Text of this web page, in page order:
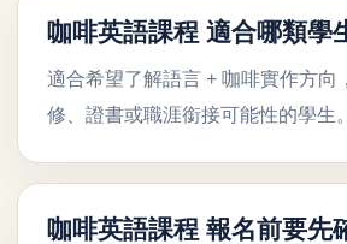
咖啡英語課程 適合哪類學
適合希望了解語言 + 咖啡實作方向
修、證書或職涯銜接可能性的學生。
咖啡英語課程 報名前要先